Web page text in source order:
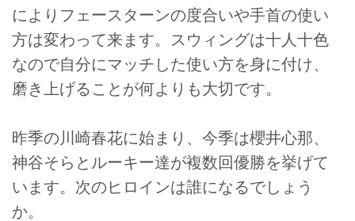
によりフェースターンの度合いや手首の使い
方は変わって来ます。スウィングは十人十色
なので自分にマッチした使い方を身に付け、
磨き上げることが何よりも大切です。
昨季の川崎春花に始まり、今季は櫻井心那、
神谷そらとルーキー達が複数回優勝を挙げて
います。次のヒロインは誰になるでしょう
か。